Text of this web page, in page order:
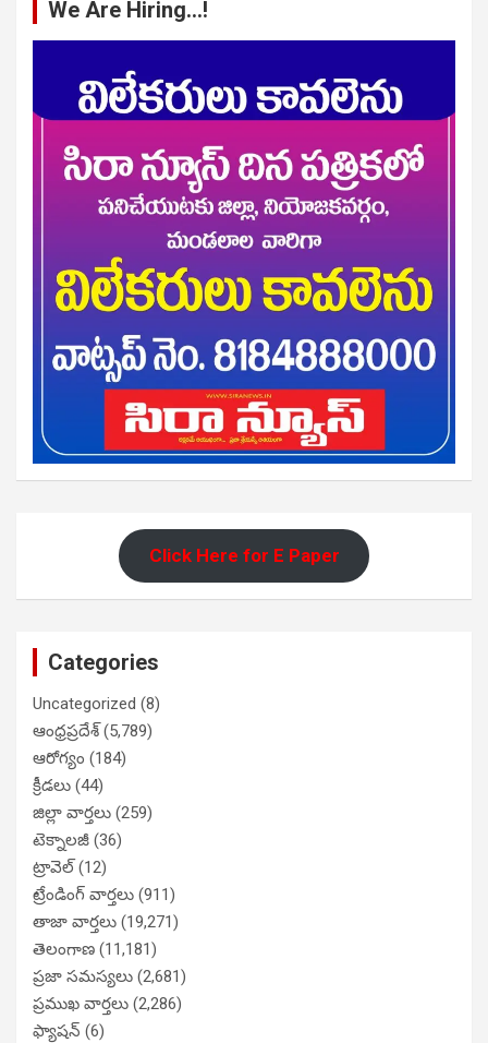
We Are Hiring…!
Click Here for E Paper
Categories
Uncategorized (8)
ఆంధ్రప్రదేశ్(5,789)
ఆరోగ్యం (184)
క్రీడలు (44)
జిల్లా వార్తలు (259)
టెక్నాలజీ (36)
ట్రావెల్(12)
ట్రేండింగ్ వార్తలు (911)
తాజా వార్తలు (19,271)
తెలంగాణ (11,181)
ప్రజా సమస్యలు (2,681)
ప్రముఖ వార్తలు (2,286)
ఫ్యాషన్ (6)